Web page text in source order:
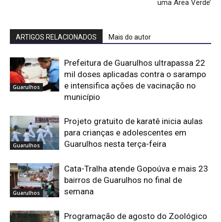
uma Área Verde’
ARTIGOS RELACIONADOS Mais do autor
Guarulhos
Prefeitura de Guarulhos ultrapassa 22
mil doses aplicadas contra o sarampo
e intensifica ações de vacinação no
município
Guarulhos
Projeto gratuito de karatê inicia aulas
para crianças e adolescentes em
Guarulhos nesta terça-feira
Guarulhos
Cata-Tralha atende Gopoúva e mais 23
bairros de Guarulhos no final de
semana
Programação de agosto do Zoológico